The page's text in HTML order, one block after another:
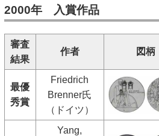
2000年 入賞作品
審査
結果
作者 図柄
最優
秀賞
Friedrich
Brenner氏
（ドイツ）
Yang,